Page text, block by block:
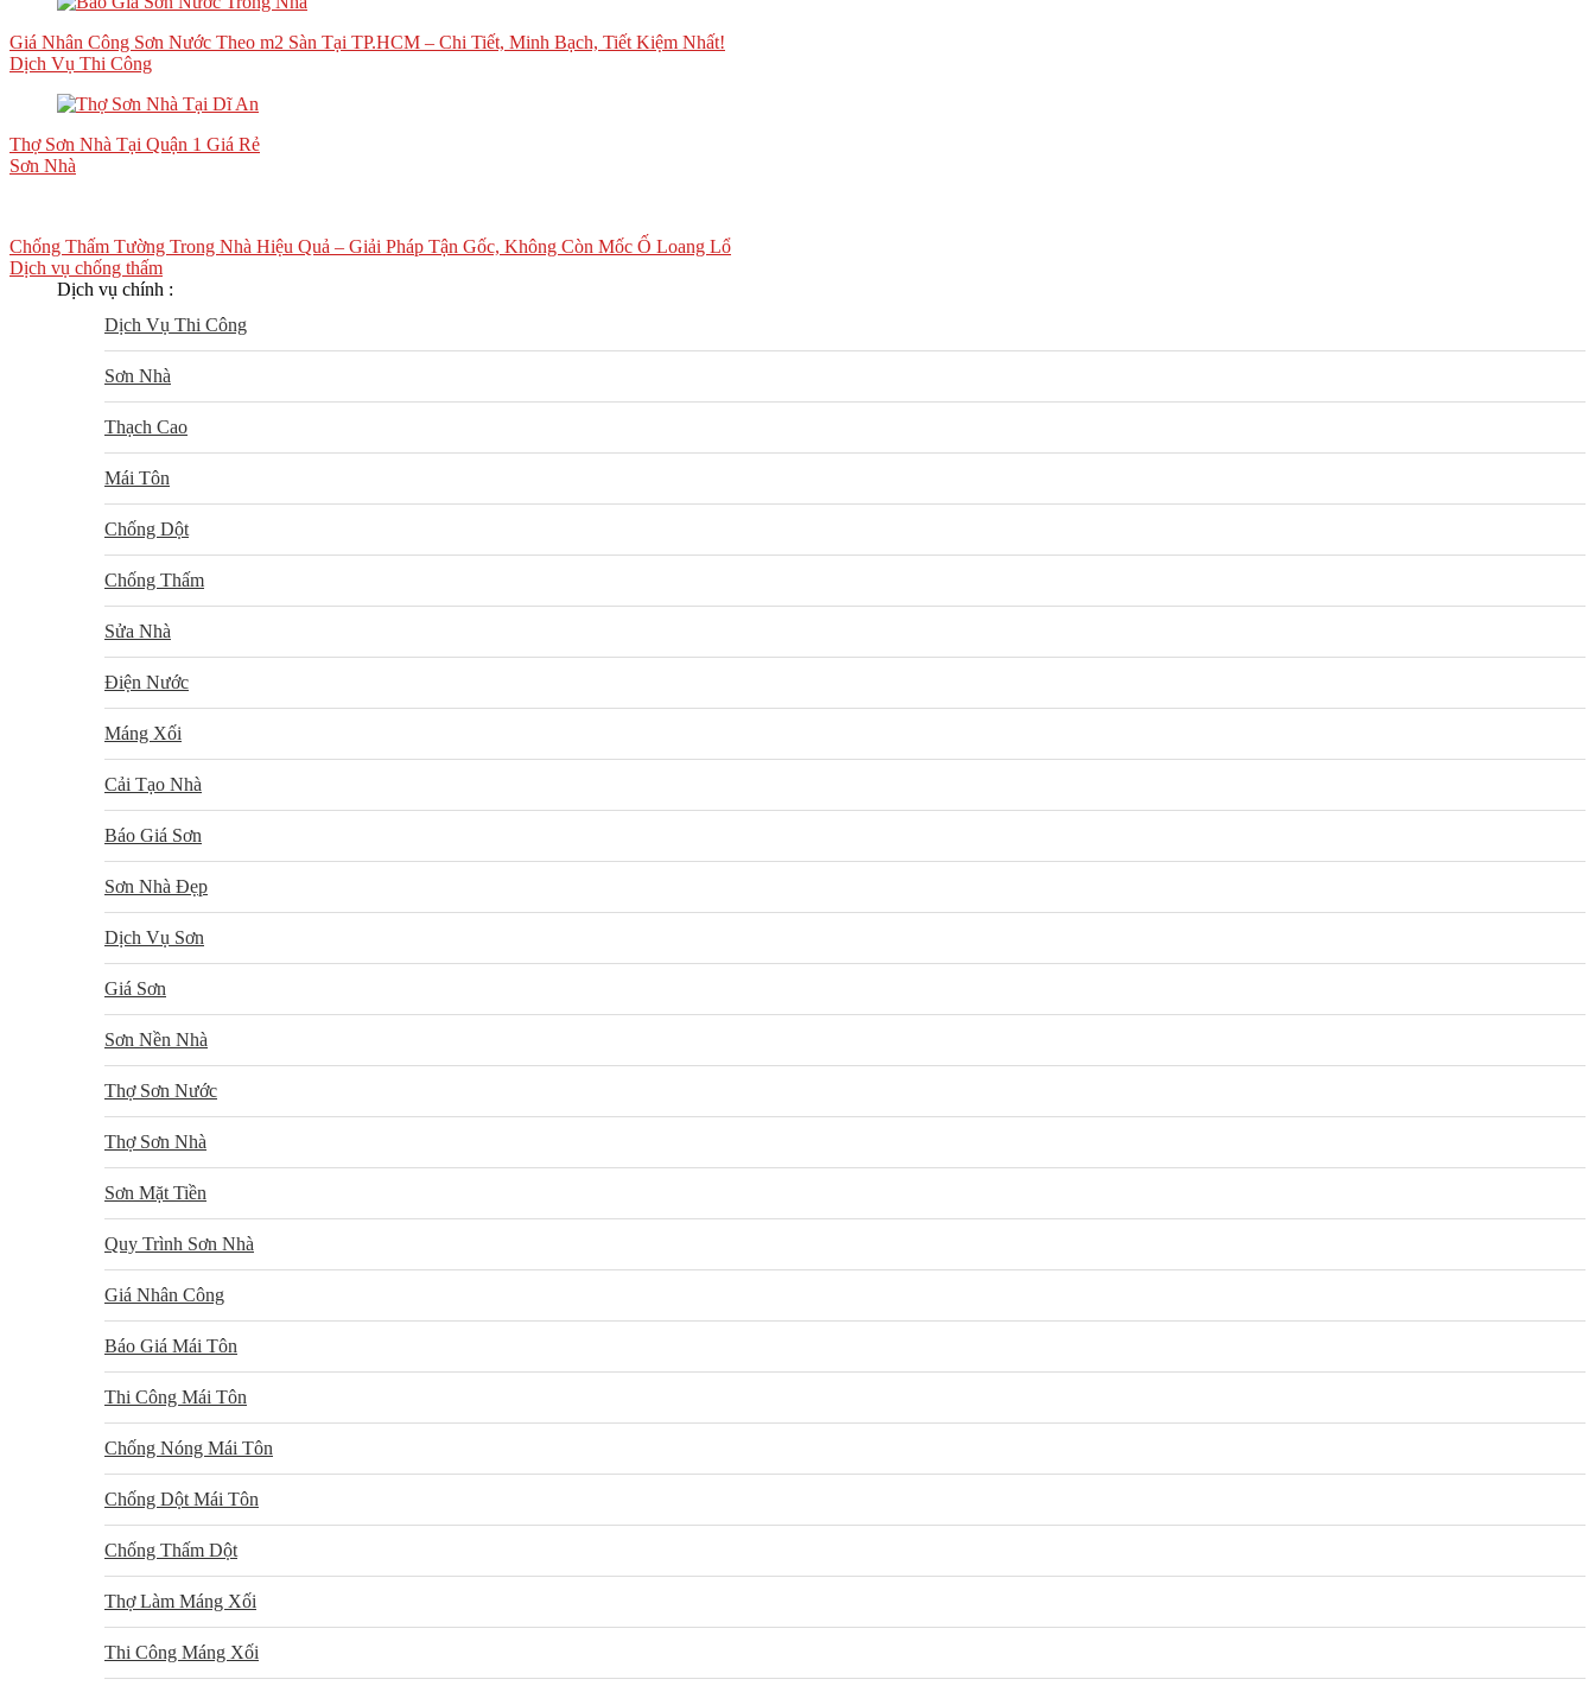
Giá Nhân Công Sơn Nước Theo m2 Sàn Tại TP.HCM – Chi Tiết, Minh Bạch, Tiết Kiệm Nhất!
Dịch Vụ Thi Công
Thợ Sơn Nhà Tại Quận 1 Giá Rẻ
Sơn Nhà
Chống Thấm Tường Trong Nhà Hiệu Quả – Giải Pháp Tận Gốc, Không Còn Mốc Ố Loang Lổ
Dịch vụ chống thấm
Dịch vụ chính :
Dịch Vụ Thi Công
Sơn Nhà
Thạch Cao
Mái Tôn
Chống Dột
Chống Thấm
Sửa Nhà
Điện Nước
Máng Xối
Cải Tạo Nhà
Báo Giá Sơn
Sơn Nhà Đẹp
Dịch Vụ Sơn
Giá Sơn
Sơn Nền Nhà
Thợ Sơn Nước
Thợ Sơn Nhà
Sơn Mặt Tiền
Quy Trình Sơn Nhà
Giá Nhân Công
Báo Giá Mái Tôn
Thi Công Mái Tôn
Chống Nóng Mái Tôn
Chống Dột Mái Tôn
Chống Thấm Dột
Thợ Làm Máng Xối
Thi Công Máng Xối